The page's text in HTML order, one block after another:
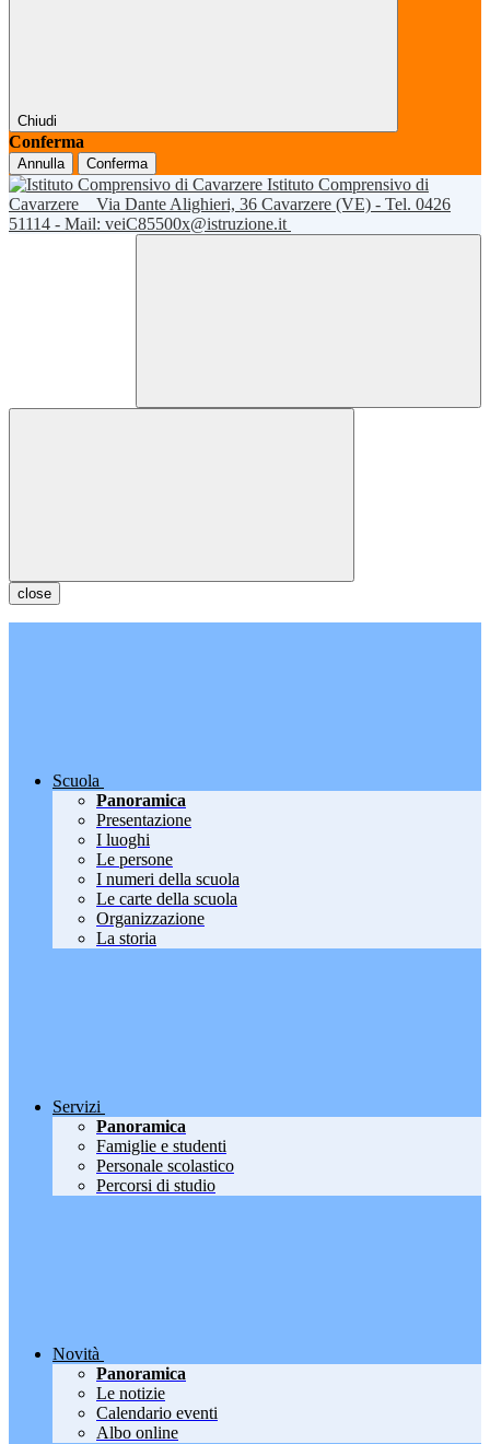
Chiudi
Conferma
Annulla Conferma
Istituto Comprensivo di
Cavarzere
Via Dante Alighieri, 36 Cavarzere (VE) - Tel. 0426
51114 - Mail: veiC85500x@istruzione.it
close
Scuola
Panoramica
Presentazione
I luoghi
Le persone
I numeri della scuola
Le carte della scuola
Organizzazione
La storia
Servizi
Panoramica
Famiglie e studenti
Personale scolastico
Percorsi di studio
Novità
Panoramica
Le notizie
Calendario eventi
Albo online